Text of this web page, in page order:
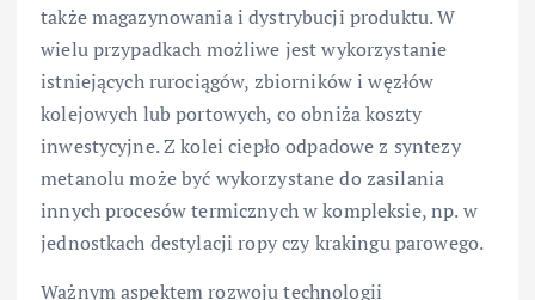
także magazynowania i dystrybucji produktu. W
wielu przypadkach możliwe jest wykorzystanie
istniejących rurociągów, zbiorników i węzłów
kolejowych lub portowych, co obniża koszty
inwestycyjne. Z kolei ciepło odpadowe z syntezy
metanolu może być wykorzystane do zasilania
innych procesów termicznych w kompleksie, np. w
jednostkach destylacji ropy czy krakingu parowego.
Ważnym aspektem rozwoju technologii